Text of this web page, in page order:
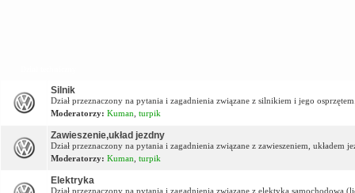
Silnik
Dział przeznaczony na pytania i zagadnienia związane z silnikiem i jego
Moderatorzy: Kuman turpik
Zawieszenie,układ jezdny
Dział przeznaczony na pytania i zagadnienia związane z zawieszeniem, układem
Moderatorzy: Kuman turpik
Elektryka
Dział przeznaczony na pytania i zagadnienia związane z elektyką samochodową